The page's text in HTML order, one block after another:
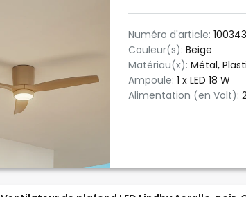
Numéro d'article:
Couleur(s): Beige
Matériau(x): Métal,
Ampoule: 1 x LED 18 W
Alimentation (en Volt):